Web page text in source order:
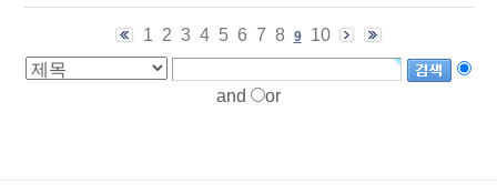
1 2 3 4 5 6 7 8 9 10
and or